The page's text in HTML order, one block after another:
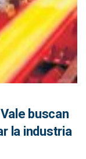
buscan
la industria